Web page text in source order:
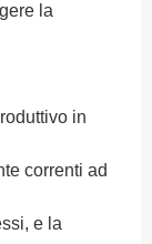
la
in
correnti ad
e la